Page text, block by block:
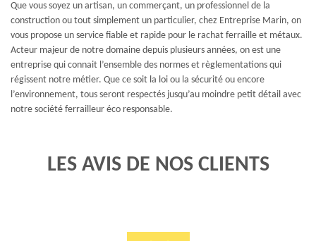
Que vous soyez un artisan, un commerçant, un professionnel de la
construction ou tout simplement un particulier, chez Entreprise Marin, on
vous propose un service fiable et rapide pour le rachat ferraille et métaux.
Acteur majeur de notre domaine depuis plusieurs années, on est une
entreprise qui connait l’ensemble des normes et règlementations qui
régissent notre métier. Que ce soit la loi ou la sécurité ou encore
l’environnement, tous seront respectés jusqu’au moindre petit détail avec
notre société ferrailleur éco responsable.
LES AVIS DE NOS CLIENTS